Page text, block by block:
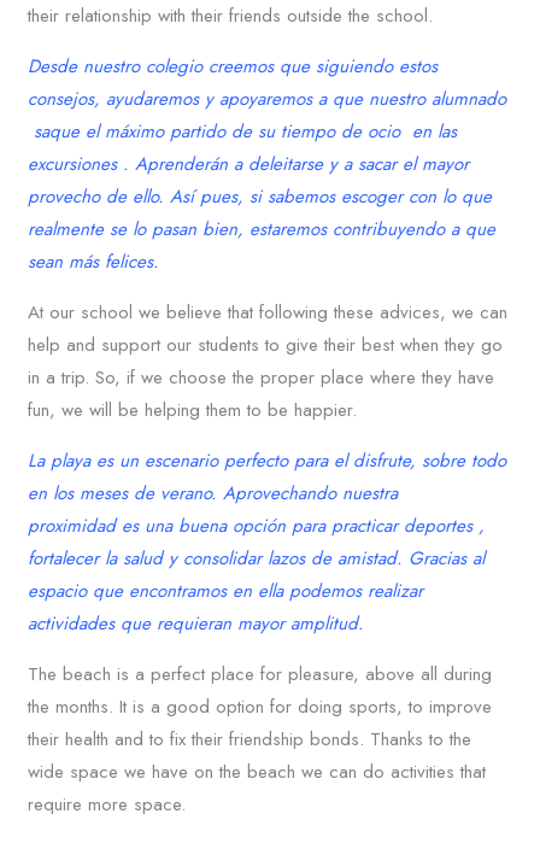
their relationship with their friends outside the school.
Desde nuestro colegio creemos que siguiendo estos
consejos, ayudaremos y apoyaremos a que nuestro alumnado
saque el máximo partido de su tiempo de ocio en las
excursiones . Aprenderán a deleitarse y a sacar el mayor
provecho de ello. Así pues, si sabemos escoger con lo que
realmente se lo pasan bien, estaremos contribuyendo a que
sean más felices.
At our school we believe that following these advices, we can
help and support our students to give their best when they go
in a trip. So, if we choose the proper place where they have
fun, we will be helping them to be happier.
La playa es un escenario perfecto para el disfrute, sobre todo
en los meses de verano. Aprovechando nuestra
proximidad es una buena opción para practicar deportes ,
fortalecer la salud y consolidar lazos de amistad. Gracias al
espacio que encontramos en ella podemos realizar
actividades que requieran mayor amplitud.
The beach is a perfect place for pleasure, above all during
the months. It is a good option for doing sports, to improve
their health and to fix their friendship bonds. Thanks to the
wide space we have on the beach we can do activities that
require more space.